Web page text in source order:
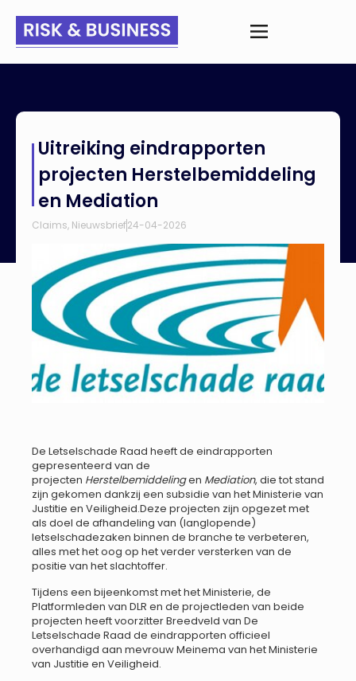
Herstelbemiddeling en Mediation
Uitreiking eindrapporten
projecten Herstelbemiddeling
en Mediation
Claims, Nieuwsbrief24-04-2026
De Letselschade Raad heeft de eindrapporten
gepresenteerd van de
projecten Herstelbemiddelingen Mediation, die tot stand
zijn gekomen dankzij een subsidie van het Ministerie van
Justitie en Veiligheid.Deze projecten zijn opgezet met
als doel de afhandeling van (langlopende)
letselschadezaken binnen de branche te verbeteren,
alles met het oog op het verder versterken van de
positie van het slachtoffer.
Tijdens een bijeenkomst met het Ministerie, de
Platformleden van DLR en de projectleden van beide
projecten heeft voorzitter Breedveld van De
Letselschade Raad de eindrapporten officieel
overhandigd aan mevrouw Meinema van het Ministerie
van Justitie en Veiligheid.